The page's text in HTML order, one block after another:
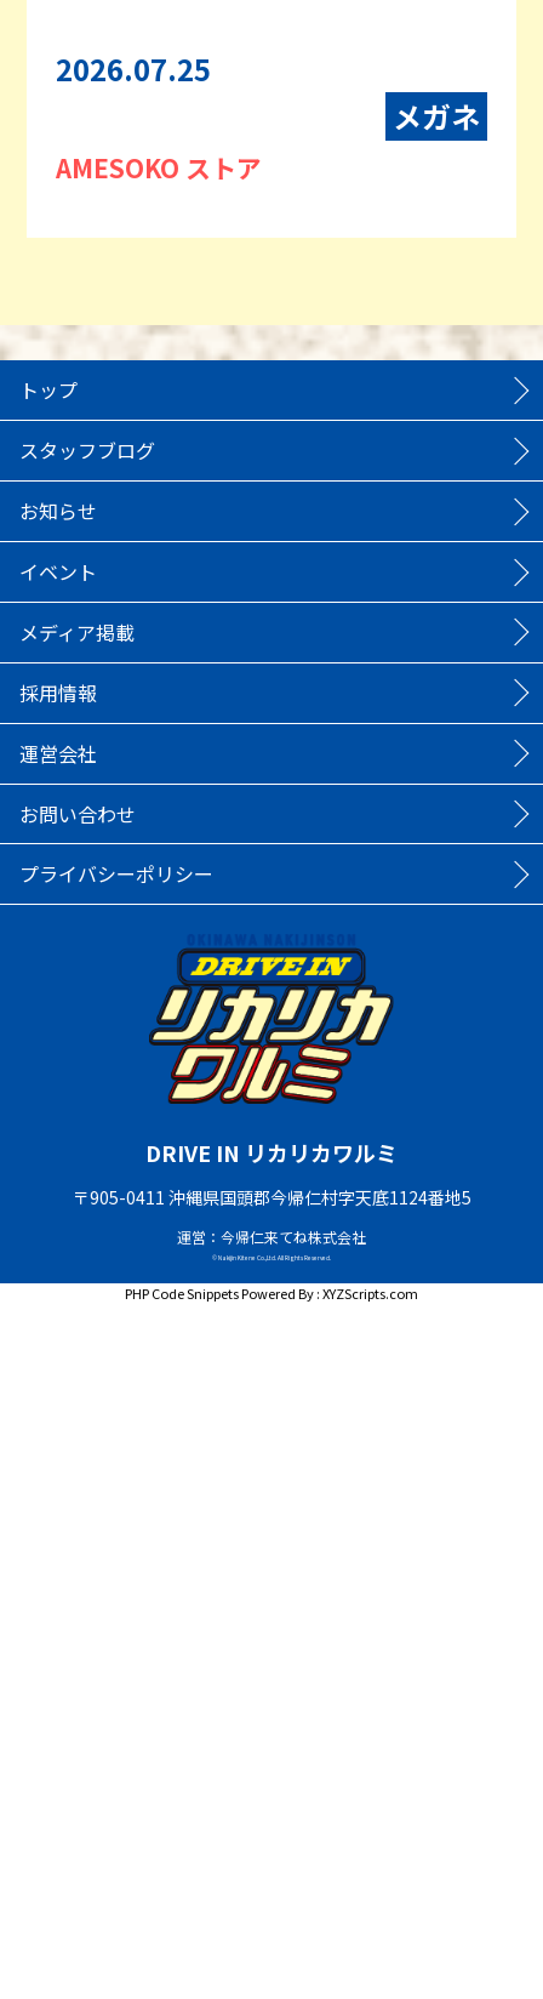
2026.07.25
メガネ
AMESOKO ストア
トップ
スタッフブログ
お知らせ
イベント
メディア掲載
採用情報
運営会社
お問い合わせ
プライバシーポリシー
DRIVE IN リカリカワルミ
〒905-0411 沖縄県国頭郡今帰仁村字天底1124番地5
運営：今帰仁来てね株式会社
© Nakijin Kitene Co.,Ltd. All Rights Reserved.
PHP Code SnippetsPowered By :XYZScripts.com